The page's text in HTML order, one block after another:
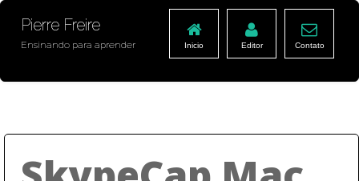
Pierre Freire
Ensinando para aprender Inicio Editor Contato